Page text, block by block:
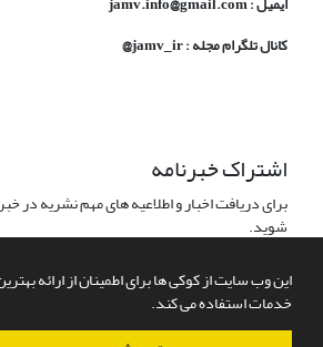
این وب سایت از کوکی ها برای اطمینان از ارائه
خدمات استفاده می کند.
کانال تلگرام مجله : jamv_ir@
اشتراک خبرنامه
برای دریافت اخبار و اطلاعیه های مهم نشریه در
شوید.